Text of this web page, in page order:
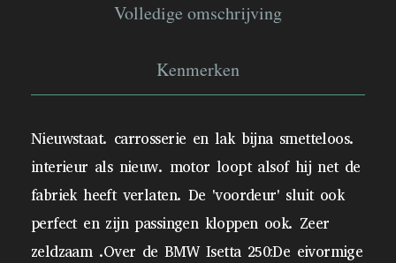
Volledige omschrijving
Kenmerken
Nieuwstaat. carrosserie en lak bijna smetteloos.
interieur als nieuw. motor loopt alsof hij net de
fabriek heeft verlaten. De 'voordeur' sluit ook
perfect en zijn passingen kloppen ook. Zeer
zeldzaam .Over de BMW Isetta 250:De eivormige